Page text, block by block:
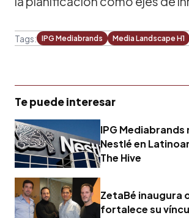
Tags: IPG Mediabrands Media Landscape H1
Te puede interesar
IPG
Nestlé en
The Hive
ZetaBé inaugura
fortalece su